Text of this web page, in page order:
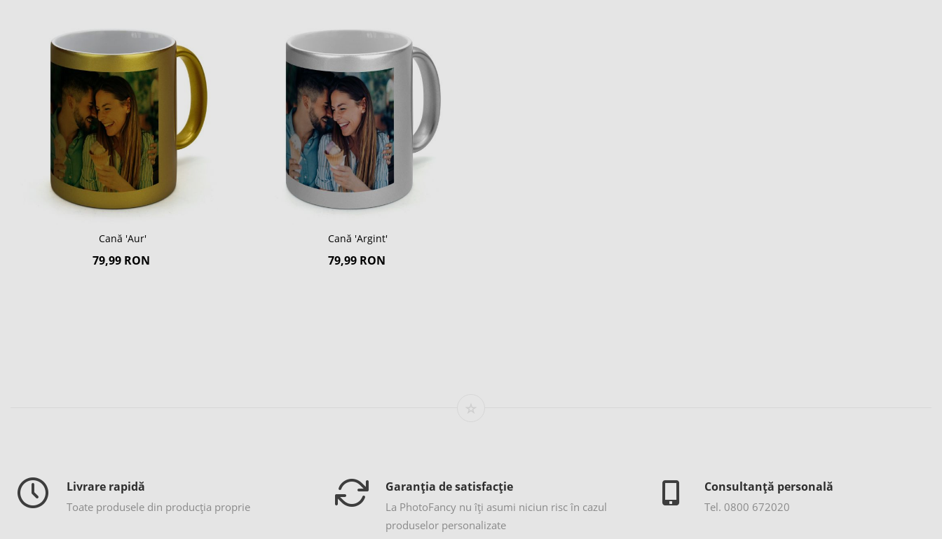
Cană 'Aur'
79,99 RON
Cană 'Argint'
79,99 RON
Livrare rapidă
Toate produsele din producția proprie
Garanția de satisfacție
La PhotoFancy nu îţi asumi niciun risc în cazul
produselor personalizate
Consultanță personală
Tel. 0800 672020